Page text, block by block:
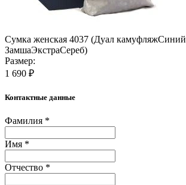
Сумка женская 4037 (Дуал камуфляжСиний
ЗамшаЭкстраСереб)
Размер:
1 690 ₽
Контактные данные
Фамилия *
Имя *
Отчество *